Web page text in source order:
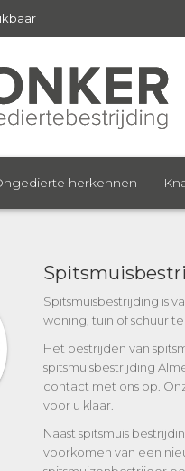
herkennen
Spitsmuisbestrijding is
woning, tuin of schuur
Het bestrijden van
spitsmuisbestrijding
contact met ons op.
voor u klaar.
Naast spitsmuis
voorkomen van een